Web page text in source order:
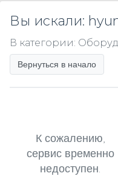
Вы искали:
В категории:
Вернуться в начало
К сожалению,
сервис временно
недоступен.